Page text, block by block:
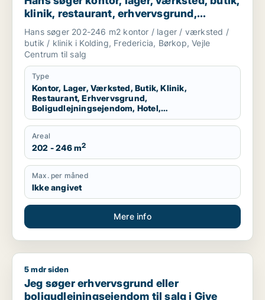
klinik, restaurant, erhvervsgrund,
boligudlejningsejendom, hotel,
produktionslokaler eller garage til salg i
Kolding, Fredericia eller Børkop m.fl.
Hans søger 202-246 m2 kontor / lager / værksted /
butik / klinik i Kolding, Fredericia, Børkop, Vejle
Centrum til salg
Type
Kontor, Lager, Værksted, Butik, Klinik,
Restaurant, Erhvervsgrund,
Boligudlejningsejendom, Hotel,
Produktionslokaler, Garage
Areal
202 - 246 m2
Max. per måned
Ikke angivet
Mere info
Jeg søger erhvervsgrund eller boligudlejningsejendom til
5 mdr siden
Jeg søger erhvervsgrund eller
boligudlejningsejendom til salg i Give